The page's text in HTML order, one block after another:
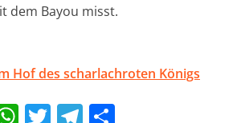
dem Bayou misst.
Hof des scharlachroten Königs